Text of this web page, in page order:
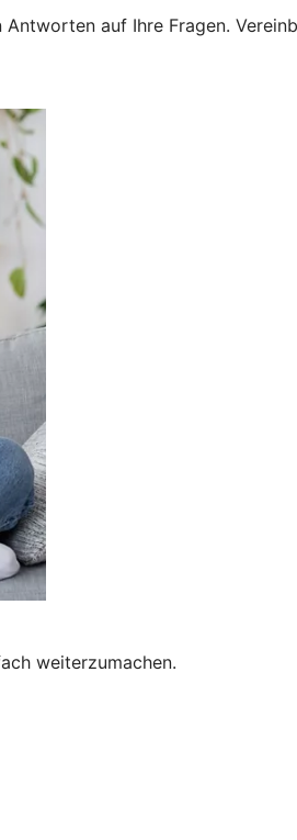
auf Ihre Fragen.
weiterzumachen.